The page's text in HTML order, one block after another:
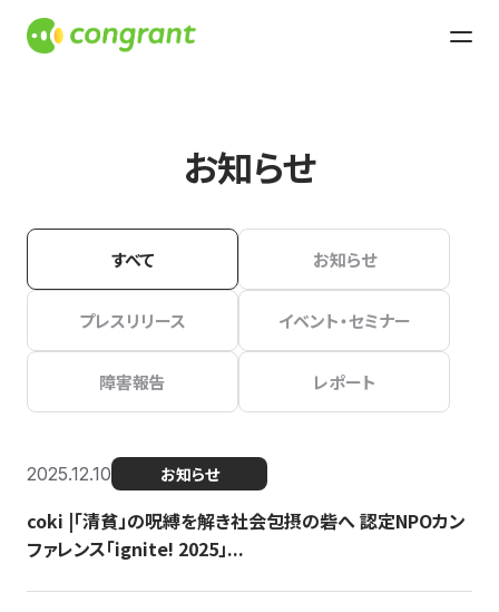
お知らせ
すべて お知らせ
プレスリリース イベント・セミナー
障害報告 レポート
2025.12.10 お知らせ
coki |「清貧」の呪縛を解き社会包摂の砦へ 認定NPOカン
ファレンス「ignite! 2025」...